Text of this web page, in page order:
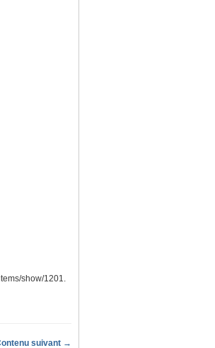
show/1201
suivant →